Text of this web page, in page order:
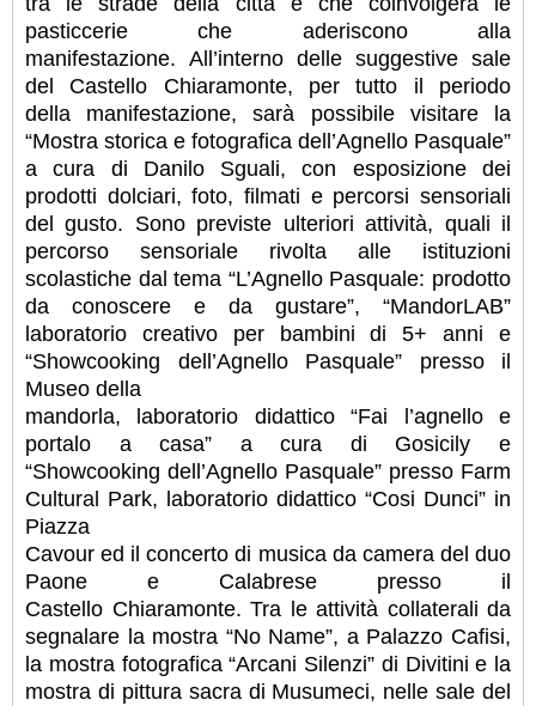
pasticcerie che aderiscono alla
manifestazione. All’interno delle suggestive sale
del Castello Chiaramonte, per tutto il periodo
della manifestazione, sarà possibile visitare la
“Mostra storica e fotografica dell’Agnello Pasquale”
acura di Danilo Sguali, con esposizione dei
prodotti dolciari, foto, filmati e percorsi sensoriali
delgusto. Sono previste ulteriori attività, quali il
percorso sensoriale rivolta alle istituzioni
scolastiche daltema “L’Agnello Pasquale: prodotto
da conoscere e da gustare”, “MandorLAB”
laboratorio creativo per bambini di 5+ anni e
“Showcooking dell’Agnello Pasquale” presso il
Museo della
mandorla, laboratorio didattico “Fai l’agnello e
portalo a casa” a cura di Gosicily e
“Showcooking dell’Agnello Pasquale” presso Farm
Cultural Park, laboratorio didattico “Cosi Dunci” in
Piazza
Cavour ed il concerto di musica da camera del duo
Paone e Calabrese presso il
Castello Chiaramonte. Tra le attività collaterali da
segnalare la mostra “No Name”, a Palazzo Cafisi,
la mostra fotografica“Arcani Silenzi” di Divitini e la
mostra di pittura sacra di Musumeci, nelle sale del